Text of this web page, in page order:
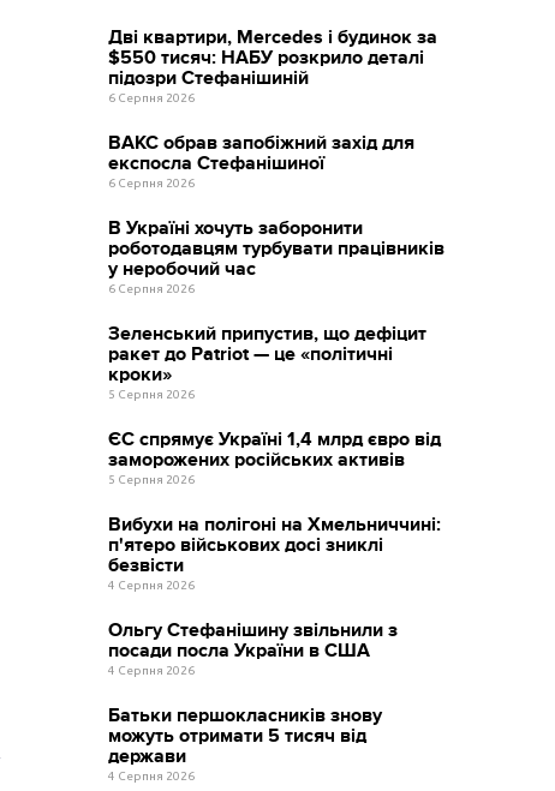
Дві квартири, Mercedes і будинок за
$550 тисяч: НАБУ розкрило деталі
підозри Стефанішиній
6 Серпня 2026
ВАКС обрав запобіжний захід для
експосла Стефанішиної
6 Серпня 2026
В Україні хочуть заборонити
роботодавцям турбувати працівників
у неробочий час
6 Серпня 2026
Зеленський припустив, що дефіцит
ракет до Patriot — це «політичні
кроки»
5 Серпня 2026
ЄС спрямує Україні 1,4 млрд євро від
заморожених російських активів
5 Серпня 2026
Вибухи на полігоні на Хмельниччині:
п'ятеро військових досі зниклі
безвісти
4 Серпня 2026
Ольгу Стефанішину звільнили з
посади посла України в США
4 Серпня 2026
Батьки першокласників знову
можуть отримати 5 тисяч від
держави
4 Серпня 2026